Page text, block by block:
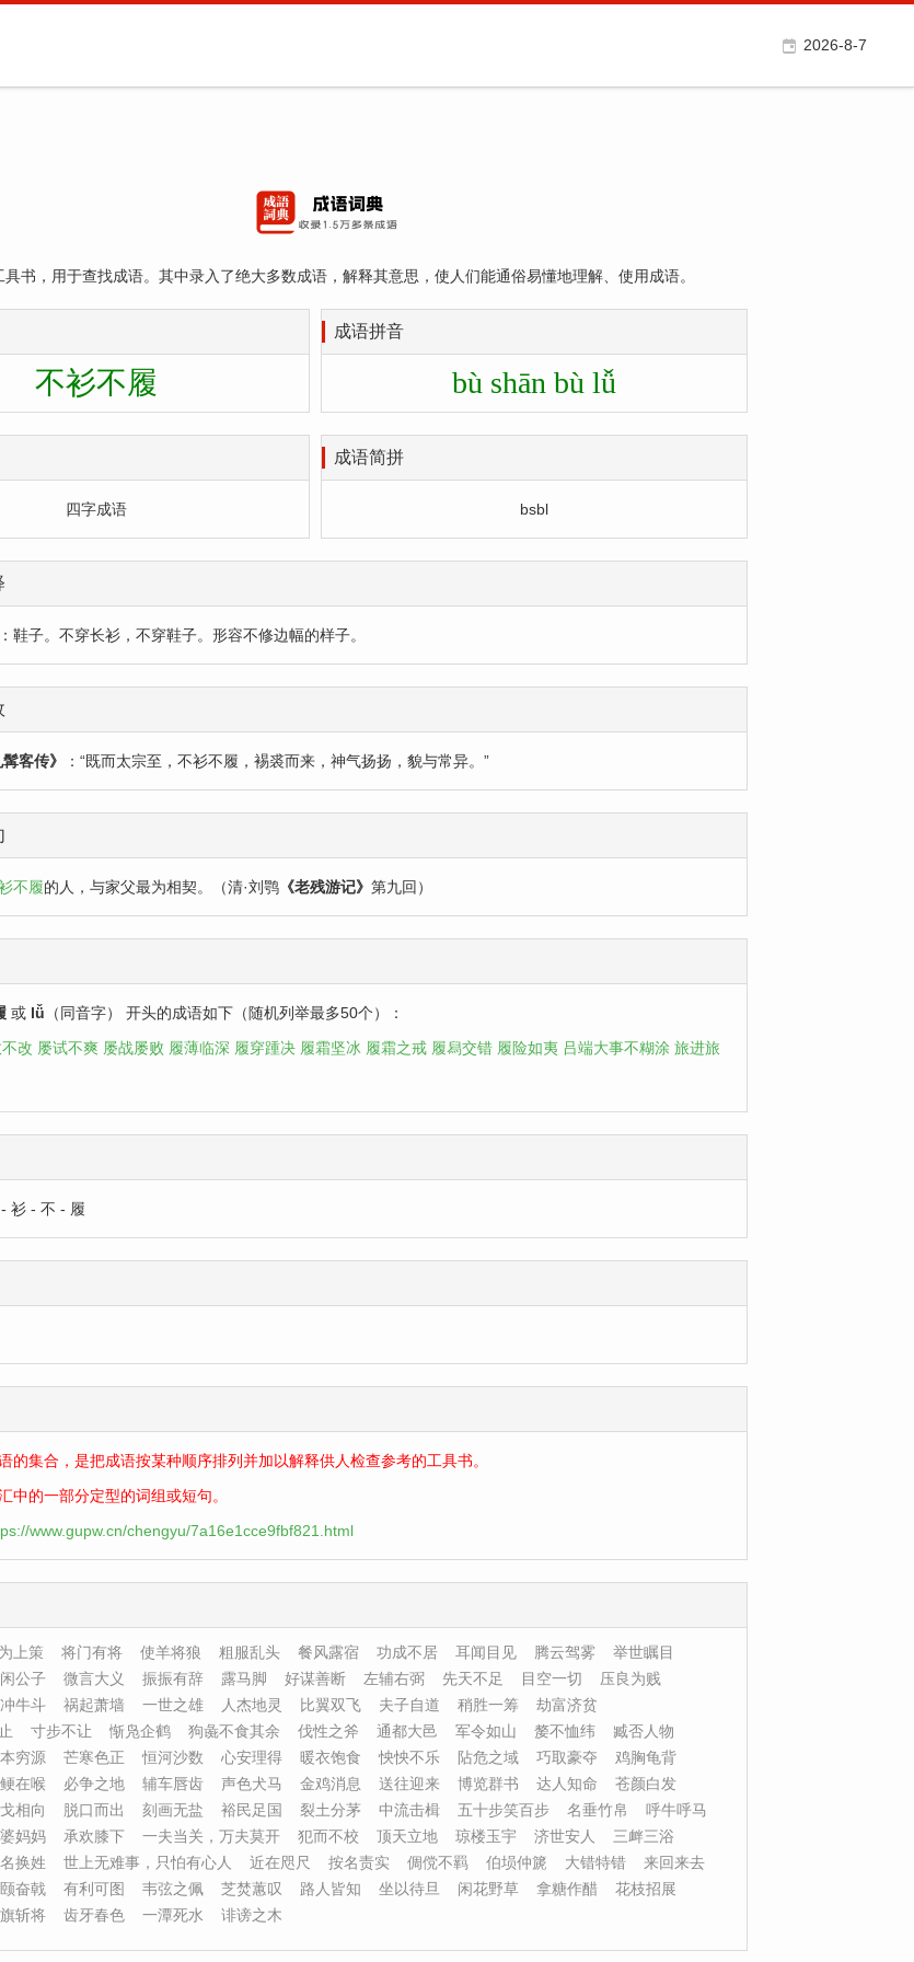
2026-8-7
书，用于查找成语。其中录入了绝大多数成语，解释其意思，使人们能通俗易懂地理解、使用成语。
不衫不履
成语拼音
bù shān bù lǚ
四字成语
成语简拼
bsbl
鞋子。不穿长衫，不穿鞋子。形容不修边幅的样子。
髯客传》 ：“既而太宗至，不衫不履，裼裘而来，神气扬扬，貌与常异。”
不履的人，与家父最为相契。（清·刘鹗 《老残游记》 第九回）
或 lǚ （同音字） 开头的成语如下（随机列举最多50个）：
不改 屡试不爽 屡战屡败 履薄临深 履穿踵决 履霜坚冰 履霜之戒 履舄交错 履险如夷 吕端大事不糊涂 旅进旅
衫 - 不 - 履
的集合，是把成语按某种顺序排列并加以解释供人检查参考的工具书。
中的一部分定型的词组或短句。
www.gupw.cn/chengyu/7a16e1cce9fbf821.html
上策 将门有将 使羊将狼 粗服乱头 餐风露宿 功成不居 耳闻目见 腾云驾雾
举世瞩目
公子 微言大义 振振有辞 露马脚 好谋善断 左辅右弼 先天不足 目空一切
压良为贱
牛斗 祸起萧墙 一世之雄 人杰地灵 比翼双飞 夫子自道 稍胜一筹
劫富济贫
寸步不让 惭凫企鹤 狗彘不食其余 伐性之斧 通都大邑 军令如山 嫠不恤纬
臧否人物
穷源 芒寒色正 恒河沙数 心安理得 暖衣饱食 怏怏不乐 阽危之域 巧取豪夺
鸡胸龟背
在喉 必争之地 辅车唇齿 声色犬马 金鸡消息 送往迎来 博览群书 达人知命
苍颜白发
相向 脱口而出 刻画无盐 裕民足国 裂土分茅 中流击楫 五十步笑百步 名垂竹帛
呼牛呼马
妈妈 承欢膝下 一夫当关，万夫莫开 犯而不校 顶天立地 琼楼玉宇 济世安人
三衅三浴
换姓 世上无难事，只怕有心人 近在咫尺 按名责实 倜傥不羁 伯埙仲篪 大错特错
来回来去
奋戟 有利可图 韦弦之佩 芝焚蕙叹 路人皆知 坐以待旦 闲花野草 拿糖作醋
花枝招展
斩将 齿牙春色 一潭死水 诽谤之木